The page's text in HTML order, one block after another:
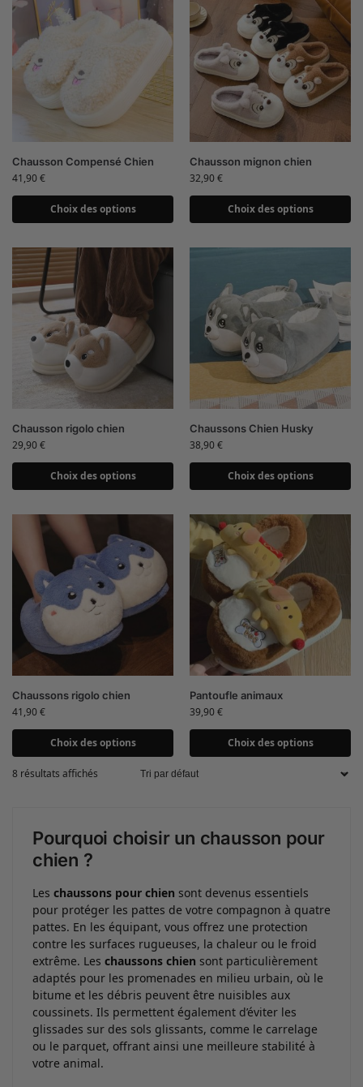
Chausson Compensé Chien
41,90€
Choix des options
Chausson mignon chien
32,90€
Choix des options
Chausson rigolo chien
29,90€
Choix des options
Chaussons Chien Husky
38,90€
Choix des options
Chaussons rigolo chien
41,90€
Choix des options
Pantoufle animaux
39,90€
Choix des options
8 résultats affichés
Pourquoi choisir un chausson pour
chien ?
Les chaussons pour chien sont devenus essentiels
pour protéger les pattes de votre compagnon à quatre
pattes. En les équipant, vous offrez une protection
contre les surfaces rugueuses, la chaleur ou le froid
extrême. Les chaussons chien sont particulièrement
adaptés pour les promenades en milieu urbain, où le
bitume et les débris peuvent être nuisibles aux
coussinets. Ils permettent également d’éviter les
glissades sur des sols glissants, comme le carrelage
ou le parquet, offrant ainsi une meilleure stabilité à
votre animal.